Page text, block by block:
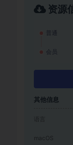
资源
普通
会员
其他信息
语言
macOS